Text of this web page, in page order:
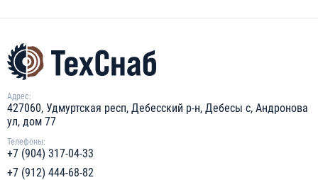
Адрес:
427060, Удмуртская респ, Дебесский р-н, Дебесы с, Андронова
ул, дом 77
Телефоны:
+7 (904) 317-04-33
+7 (912) 444-68-82